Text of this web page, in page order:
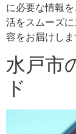
に必要な情報
活をスムーズ
容をお届けしま
水戸市
ド